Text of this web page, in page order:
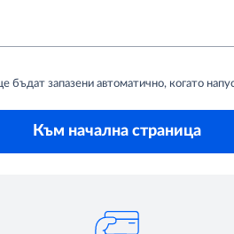
бъдат запазени автоматично, когато
Към начална страница